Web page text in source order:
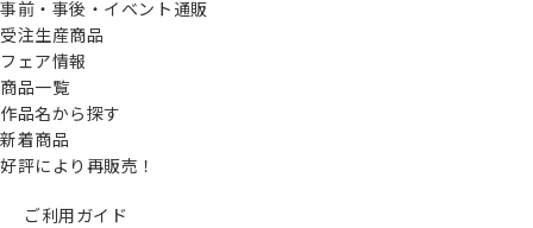
事前・事後・イベント通販
受注生産商品
フェア情報
商品一覧
作品名から探す
新着商品
好評により再販売！
ご利用ガイド